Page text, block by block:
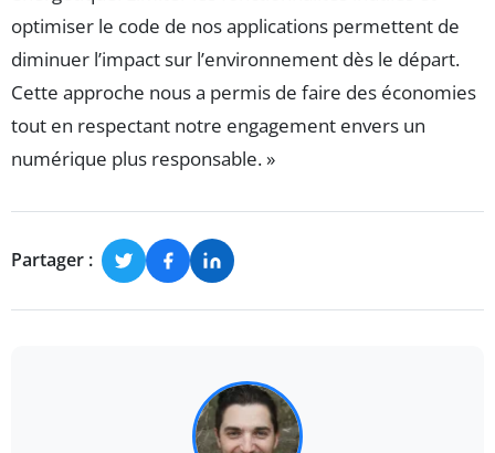
optimiser le code de nos applications permettent de
diminuer l’impact sur l’environnement dès le départ.
Cette approche nous a permis de faire des économies
tout en respectant notre engagement envers un
numérique plus responsable. »
Partager :